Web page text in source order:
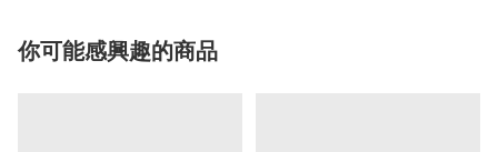
你可能感興趣的商品